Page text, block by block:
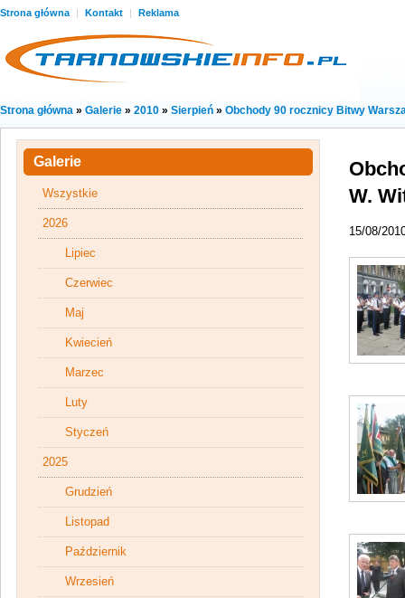
Strona główna | Kontakt | Reklama
Strona główna » Galerie » 2010 » Sierpień » Obchody 90 rocznicy Bitwy
W.
15/08/
Galerie
Wszystkie
2026
Lipiec
Czerwiec
Maj
Kwiecień
Marzec
Luty
Styczeń
2025
Grudzień
Listopad
Październik
Wrzesień